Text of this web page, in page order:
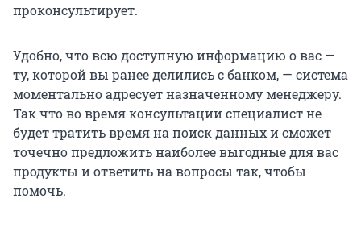
проконсультирует.
Удобно, что всю доступную информацию о вас —
ту, которой вы ранее делились с банком, — система
моментально адресует назначенному менеджеру.
Так что во время консультации специалист не
будет тратить время на поиск данных и сможет
точечно предложить наиболее выгодные для вас
продукты и ответить на вопросы так, чтобы
помочь.